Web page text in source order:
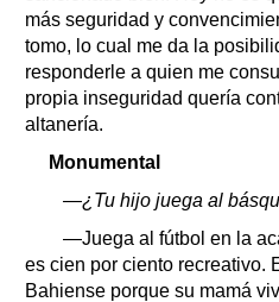
más seguridad y
tomo, lo cual me da la
responderle a quien me
propia inseguridad quería
altanería.
Monumental
—¿Tu hijo juega al
—Juega al fútbol en la
es cien por ciento recreativo.
Bahiense porque su mamá